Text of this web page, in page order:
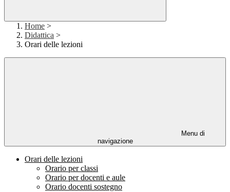
Home >
Didattica >
Orari delle lezioni
Menu di
navigazione
Orari delle lezioni
Orario per classi
Orario per docenti e aule
Orario docenti sostegno